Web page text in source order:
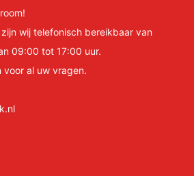
wij telefonisch bereikbaar van
09:00 tot 17:00 uur.
voor al uw vragen.